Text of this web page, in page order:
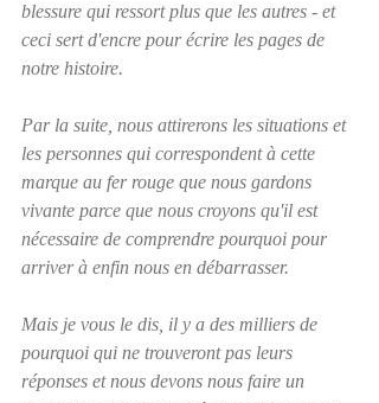
blessure qui ressort plus que les autres - et
ceci sert d'encre pour écrire les pages de
notre histoire.
Par la suite, nous attirerons les situations et
les personnes qui correspondent à cette
marque au fer rouge que nous gardons
vivante parce que nous croyons qu'il est
nécessaire de comprendre pourquoi pour
arriver à enfin nous en débarrasser.
Mais je vous le dis, il y a des milliers de
pourquoi qui ne trouveront pas leurs
réponses et nous devons nous faire un